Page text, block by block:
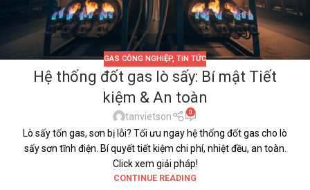
GAS CÔNG NGHIỆP, TIN TỨC
Hệ thống đốt gas lò sấy: Bí mật Tiết
kiệm & An toàn
tanvietson 0
Lò sấy tốn gas, sơn bị lỗi? Tối ưu ngay hệ thống đốt gas cho lò
sấy sơn tĩnh điện. Bí quyết tiết kiệm chi phí, nhiệt đều, an toàn.
Click xem giải pháp!
CONTINUE READING